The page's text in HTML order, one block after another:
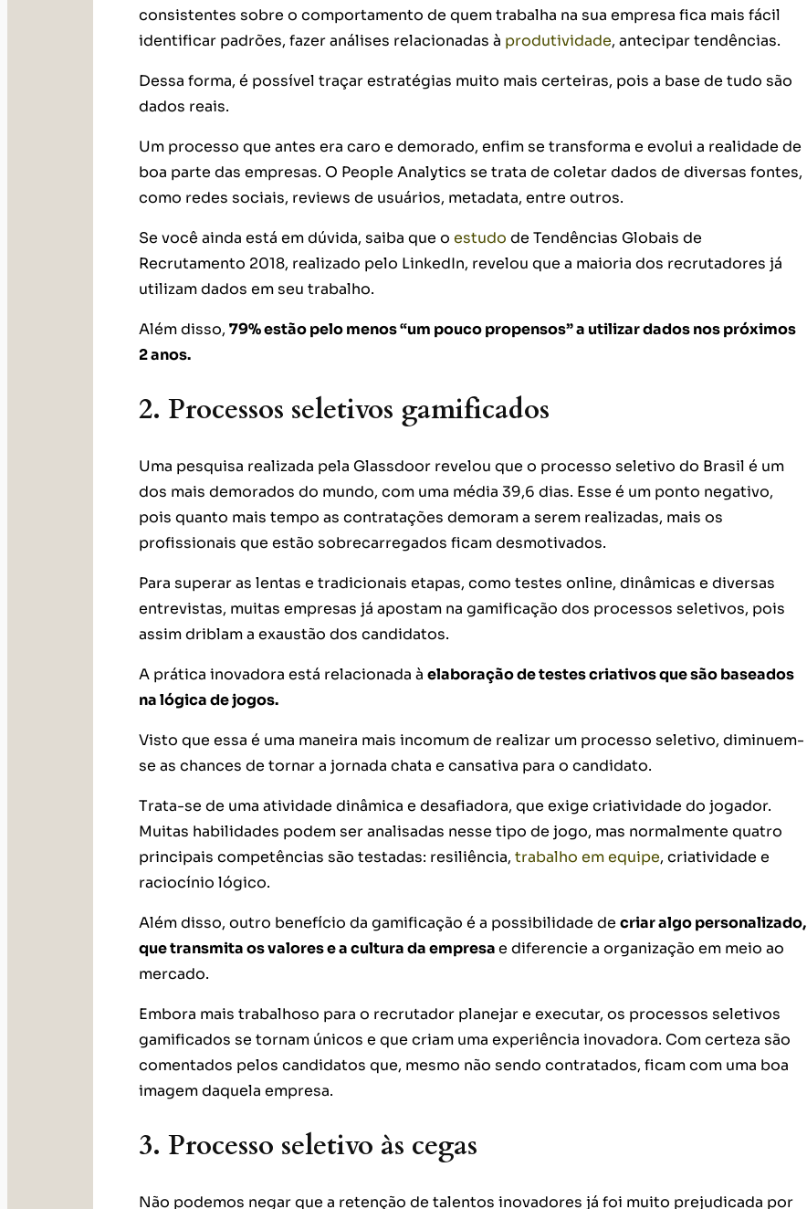
consistentes sobre o comportamento de quem trabalha na sua empresa fica mais fácil
identificar padrões, fazer análises relacionadas à produtividade, antecipar tendências.
Dessa forma, é possível traçar estratégias muito mais certeiras, pois a base de tudo são
dados reais.
Um processo que antes era caro e demorado, enfim se transforma e evolui a realidade de
boa parte das empresas. O People Analytics se trata de coletar dados de diversas fontes,
como redes sociais, reviews de usuários, metadata, entre outros.
Se você ainda está em dúvida, saiba que o estudo de Tendências Globais de
Recrutamento 2018, realizado pelo LinkedIn, revelou que a maioria dos recrutadores já
utilizam dados em seu trabalho.
Além disso, 79% estão pelo menos “um pouco propensos” a utilizar dados nos próximos
2 anos.
2. Processos seletivos gamificados
Uma pesquisa realizada pela Glassdoor revelou que o processo seletivo do Brasil é um
dos mais demorados do mundo, com uma média 39,6 dias. Esse é um ponto negativo,
pois quanto mais tempo as contratações demoram a serem realizadas, mais os
profissionais que estão sobrecarregados ficam desmotivados.
Para superar as lentas e tradicionais etapas, como testes online, dinâmicas e diversas
entrevistas, muitas empresas já apostam na gamificação dos processos seletivos, pois
assim driblam a exaustão dos candidatos.
A prática inovadora está relacionada à elaboração de testes criativos que são baseados
na lógica de jogos.
Visto que essa é uma maneira mais incomum de realizar um processo seletivo, diminuem-
se as chances de tornar a jornada chata e cansativa para o candidato.
Trata-se de uma atividade dinâmica e desafiadora, que exige criatividade do jogador.
Muitas habilidades podem ser analisadas nesse tipo de jogo, mas normalmente quatro
principais competências são testadas: resiliência, trabalho em equipe, criatividade e
raciocínio lógico.
Além disso, outro benefício da gamificação é a possibilidade de criar algo personalizado,
que transmita os valores e a cultura da empresae diferencie a organização em meio ao
mercado.
Embora mais trabalhoso para o recrutador planejar e executar, os processos seletivos
gamificados se tornam únicos e que criam uma experiência inovadora. Com certeza são
comentados pelos candidatos que, mesmo não sendo contratados, ficam com uma boa
imagem daquela empresa.
3. Processo seletivo às cegas
Não podemos negar que a retenção de talentos inovadores já foi muito prejudicada por